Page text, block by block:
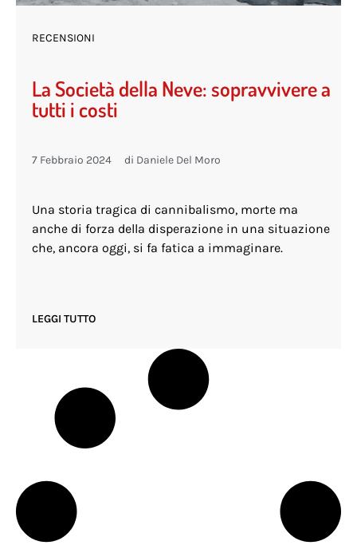
RECENSIONI
La Società della Neve: sopravvivere a
tutti i costi
7 Febbraio 2024 di Daniele Del Moro
Una storia tragica di cannibalismo, morte ma
anche di forza della disperazione in una situazione
che, ancora oggi, si fa fatica a immaginare.
LEGGI TUTTO